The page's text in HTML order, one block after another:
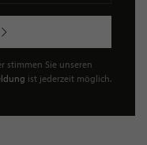
stimmen Sie unseren
ist jederzeit möglich.